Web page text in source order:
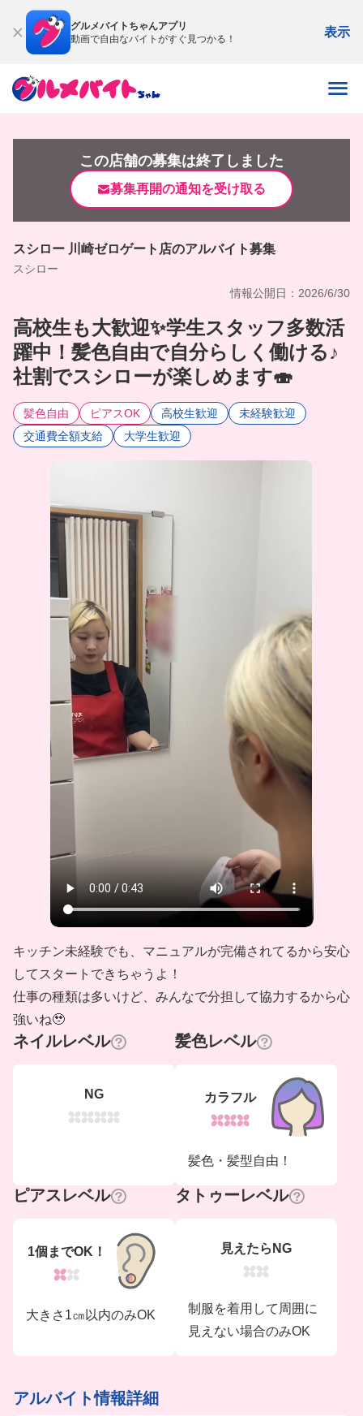
グルメバイトちゃんアプリ
動画で自由なバイトがすぐ見つかる！
表示
この店舗の募集は終了しました
募集再開の通知を受け取る
スシロー 川崎ゼロゲート店のアルバイト募集
スシロー
情報公開日：2026/6/30
高校生も大歓迎✨学生スタッフ多数活
躍中！髪色自由で自分らしく働ける♪
社割でスシローが楽しめます🍣
髪色自由 ピアスOK 高校生歓迎
未経験歓迎
交通費全額支給
大学生歓迎
キッチン未経験でも、マニュアルが完備されてるから安心
してスタートできちゃうよ！
仕事の種類は多いけど、みんなで分担して協力するから心
強いね🥹
ネイルレベル
NG
髪色レベル
カラフル
髪色・髪型自由！
ピアスレベル
1個までOK！
大きさ1㎝以内のみOK
タトゥーレベル
見えたらNG
制服を着用して周囲に
見えない場合のみOK
アルバイト情報詳細